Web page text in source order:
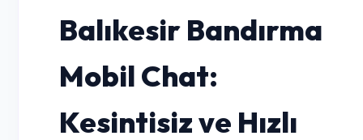
Balıkesir Bandırma
Mobil Chat:
Kesintisiz ve Hızlı